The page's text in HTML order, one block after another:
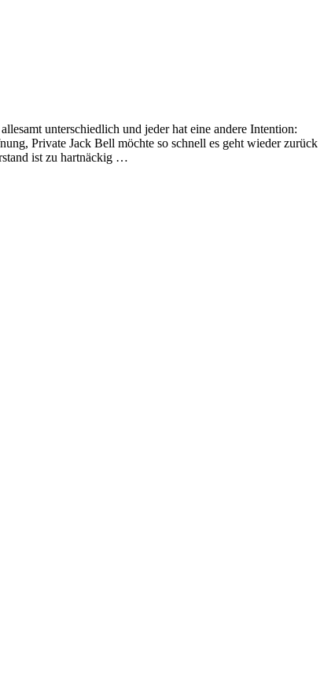
unterschiedlich und jeder hat eine andere Intention:
Private Jack Bell möchte so schnell es geht wieder zurück
ist zu hartnäckig …